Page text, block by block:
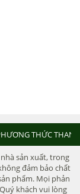
THỨC
sản xuất, trong
đảm bảo chất
phẩm. Mọi phản
khách vui lòng